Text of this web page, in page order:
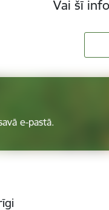
Vai šī
e-pastā.